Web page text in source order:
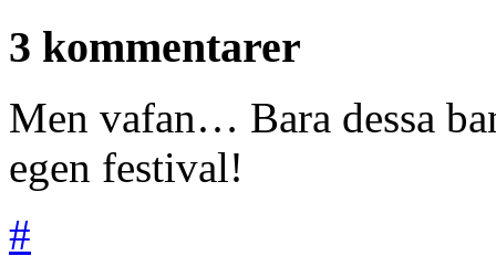
3 kommentarer
Men vafan… Bara dessa
egen festival!
#